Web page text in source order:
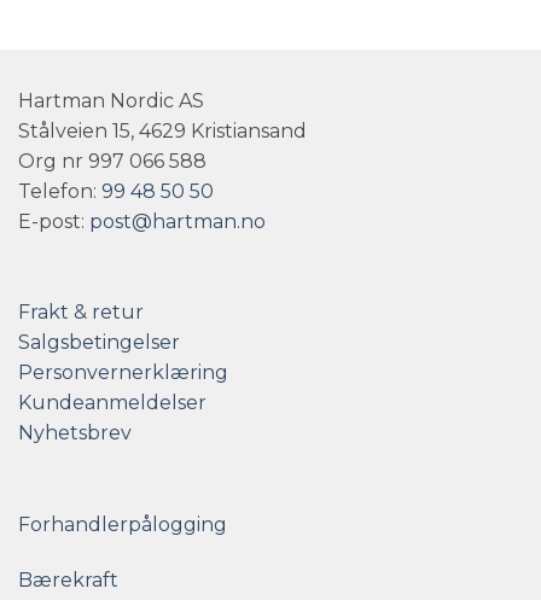
Hartman Nordic AS
Stålveien 15, 4629 Kristiansand
Org nr 997 066 588
Telefon: 99 48 50 50
E-post: post@hartman.no
Frakt & retur
Salgsbetingelser
Personvernerklæring
Kundeanmeldelser
Nyhetsbrev
Forhandlerpålogging
Bærekraft